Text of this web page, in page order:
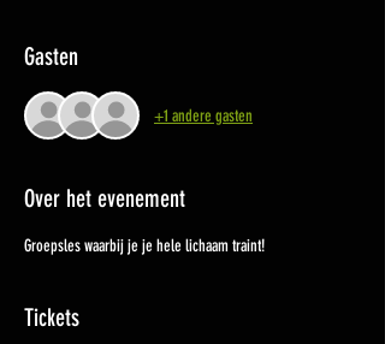
Gasten
+1 andere gasten
Over het evenement
Groepsles waarbij je je hele lichaam traint!
Tickets